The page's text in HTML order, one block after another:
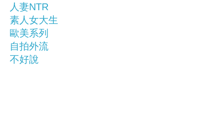
人妻NTR
素人女大生
歐美系列
自拍外流
不好說